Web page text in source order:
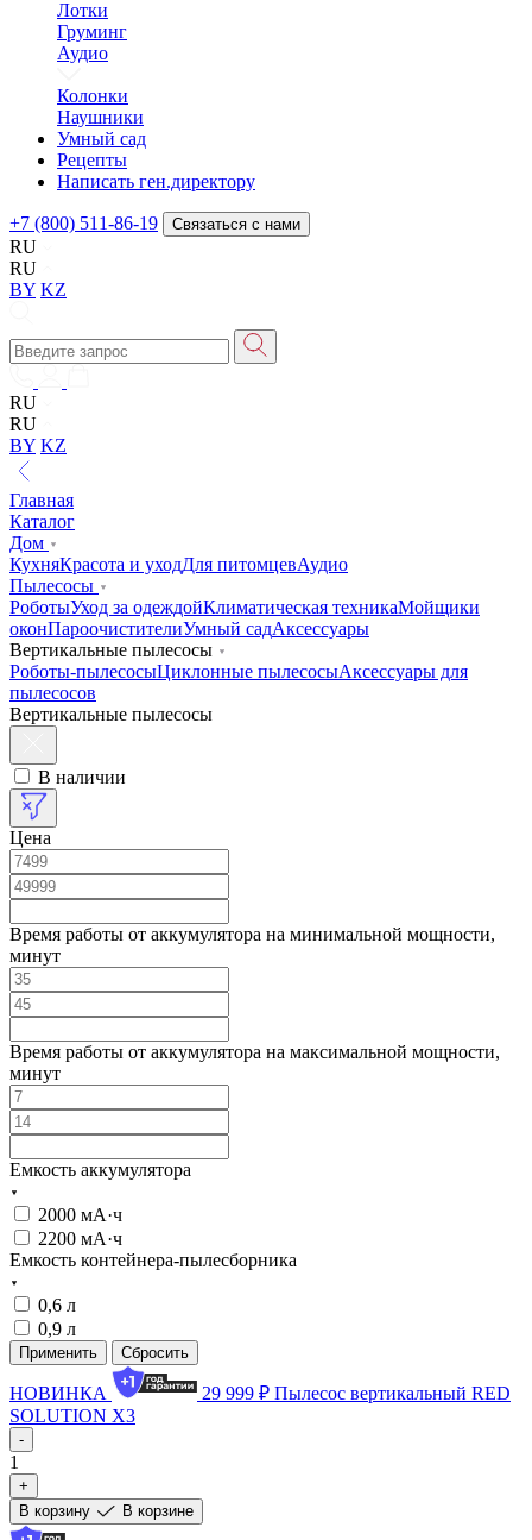
Лотки
Груминг
Аудио
Колонки
Наушники
Умный сад
Рецепты
Написать ген.директору
+7 (800) 511-86-19 Связаться с нами
RU
RU
BY KZ
RU
RU
BY KZ
Главная
Каталог
Дом
КухняКрасота и уходДля питомцевАудио
Пылесосы
РоботыУход за одеждойКлиматическая техникаМойщики
оконПароочистителиУмный садАксессуары
Вертикальные пылесосы
Роботы-пылесосыЦиклонные пылесосыАксессуары для
пылесосов
Вертикальные пылесосы
В наличии
Цена
Время работы от аккумулятора на минимальной мощности,
минут
Время работы от аккумулятора на максимальной мощности,
минут
Емкость аккумулятора
2000 мА·ч
2200 мА·ч
Емкость контейнера-пылесборника
0,6 л
0,9 л
Применить Сбросить
НОВИНКА 29 999 ₽ Пылесос вертикальный RED
SOLUTION X3
-
1
+
В корзину
В корзине